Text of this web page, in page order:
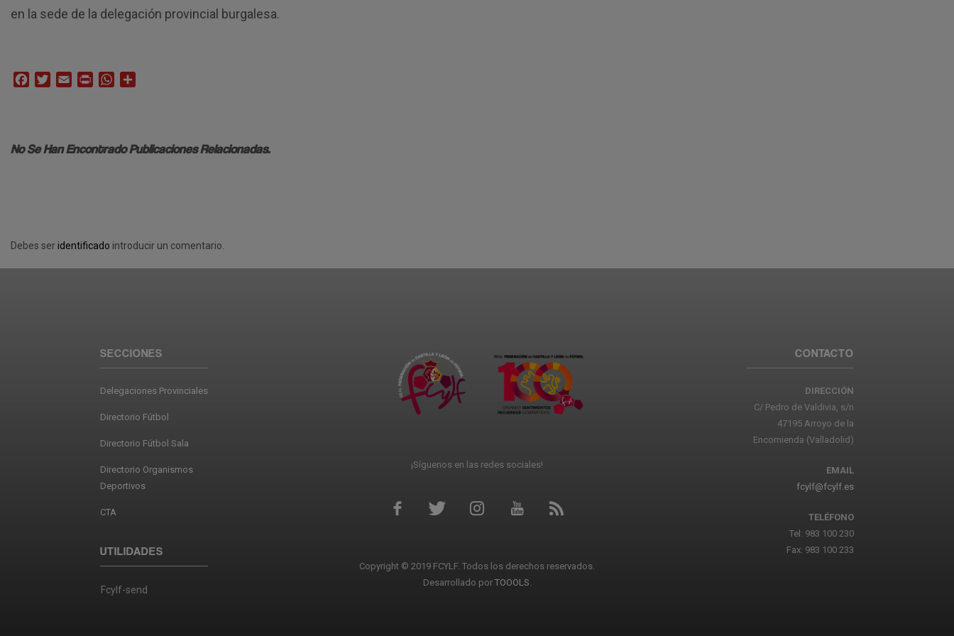
en la sede de la delegación provincial burgalesa.
FacebookTwitterEmail Print WhatsApp
No Se Han Encontrado Publicaciones Relacionadas.
Debes seridentificado introducir un comentario.
SECCIONES
Delegaciones Provinciales
Directorio Fútbol
Directorio Fútbol Sala
Directorio Organismos
Deportivos
CTA
UTILIDADES
Fcylf-send
¡Síguenos en las redes sociales!
Copyright © 2019 FCYLF. Todos los derechos reservados.
Desarrollado por TOOOLS.
CONTACTO
DIRECCIÓN
C/ Pedro de Valdivia, s/n
47195 Arroyo de la
Encomienda (Valladolid)
EMAIL
fcylf@fcylf.es
TELÉFONO
Tel: 983 100 230
Fax: 983 100 233